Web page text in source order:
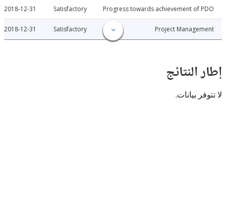
Progress towards achievement of
Satisfactory
2018-12-31
Project
Satisfactory
2018-12-31
بيانات.